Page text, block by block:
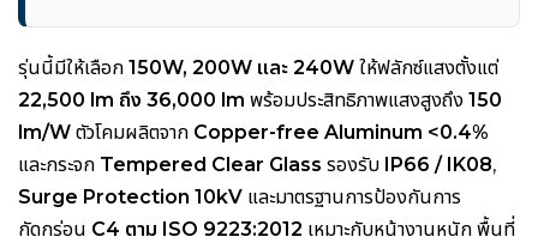
รุ่นนี้มีให้เลือก 150W, 200W และ 240W ให้ฟลักซ์แสงตั้งแต่
22,500 lm ถึง 36,000 lm พร้อมประสิทธิภาพแสงสูงถึง 150
lm/W ตัวโคมผลิตจาก Copper-free Aluminum <0.4%
และกระจก Tempered Clear Glass รองรับ IP66 / IK08,
Surge Protection 10kV และมาตรฐานการป้องกันการ
กัดกร่อน C4 ตาม ISO 9223:2012 เหมาะกับหน้างานหนัก พื้นที่